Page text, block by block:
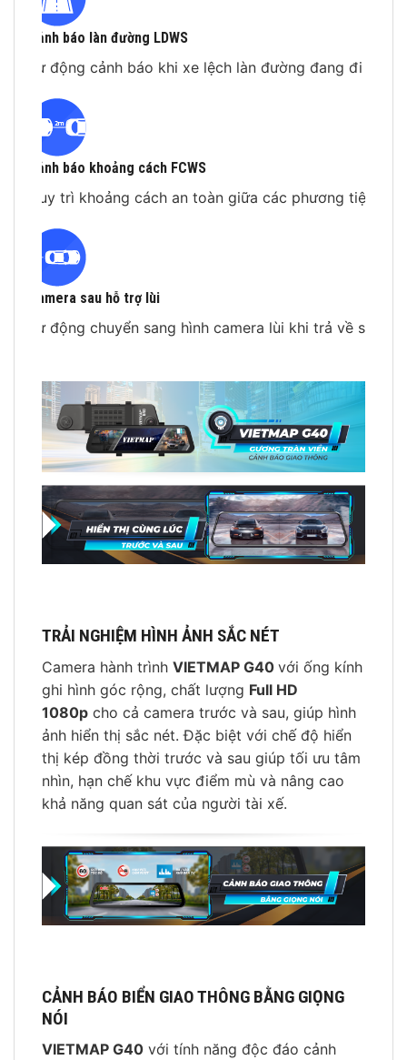
Cảnh báo làn đường LDWS
Tự động cảnh báo khi xe lệch làn đường đang đi
Cảnh báo khoảng cách FCWS
Duy trì khoảng cách an toàn giữa các phương tiện
Camera sau hỗ trợ lùi
Tự động chuyển sang hình camera lùi khi trả về số
TRẢI NGHIỆM HÌNH ẢNH SẮC NÉT
Camera hành trình VIETMAP G40 với ống kính
ghi hình góc rộng, chất lượng Full HD
1080p cho cả camera trước và sau, giúp hình
ảnh hiển thị sắc nét. Đặc biệt với chế độ hiển
thị kép đồng thời trước và sau giúp tối ưu tâm
nhìn, hạn chế khu vực điểm mù và nâng cao
khả năng quan sát của người tài xế.
CẢNH BÁO BIỂN GIAO THÔNG BẰNG GIỌNG
NÓI
VIETMAP G40 với tính năng độc đáo cảnh